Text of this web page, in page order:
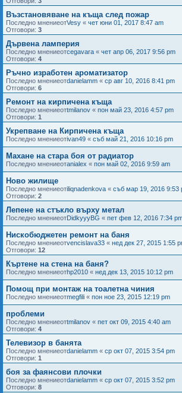
Възстановяване на къща след пожар
Последно мнениеотVesy « чет юни 01, 2017 8:47 am
Отговори: 3
Дървена ламперия
Последно мнениеотcegavara « чет апр 06, 2017 9:56 pm
Отговори: 4
Ръчно изработен ароматизатор
Последно мнениеотdanielamm « ср авг 10, 2016 8:41 pm
Отговори: 6
Ремонт на кирпичена къща
Последно мнениеотtmilanov « пон май 23, 2016 4:57 pm
Отговори: 1
Укрепване на Кирпичена къща
Последно мнениеотivan49 « съб май 21, 2016 10:16 pm
Махане на стара боя от радиатор
Последно мнениеотanialex « пон май 02, 2016 9:59 am
Ново жилище
Последно мнениеотiliqnadenkova « съб мар 19, 2016 9:53
Отговори: 2
Лепене на стъкло върху метал
Последно мнениеотDidkyyyBG « пет фев 12, 2016 7:34
Нискобюджетен ремонт на баня
Последно мнениеотvencislava33 « нед дек 27, 2015 1:55
Отговори: 12
Къртене на стена на баня?
Последно мнениеотhp2010 « нед дек 13, 2015 10:12 pm
Помощ при монтаж на тоалетна чиния
Последно мнениеотmegfili « пон ное 23, 2015 12:19 pm
проблеми
Последно мнениеотtmilanov « пет окт 09, 2015 4:40 am
Отговори: 4
Телевизор в банята
Последно мнениеотdanielamm « ср окт 07, 2015 3:54 pm
Отговори: 1
боя за фаянсови плочки
Последно мнениеотdanielamm « ср окт 07, 2015 3:52 pm
Отговори: 8